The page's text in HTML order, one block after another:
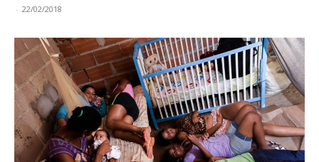
- 22/02/2018